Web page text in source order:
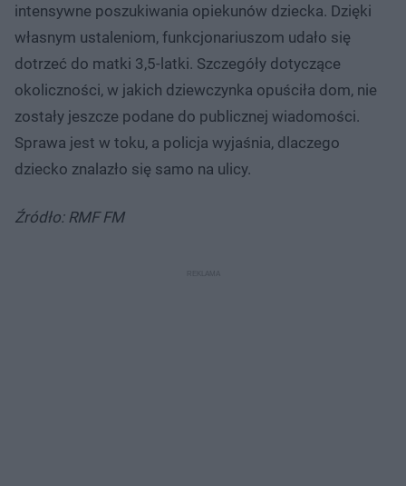
intensywne poszukiwania opiekunów dziecka. Dzięki
własnym ustaleniom, funkcjonariuszom udało się
dotrzeć do matki 3,5-latki. Szczegóły dotyczące
okoliczności, w jakich dziewczynka opuściła dom, nie
zostały jeszcze podane do publicznej wiadomości.
Sprawa jest w toku, a policja wyjaśnia, dlaczego
dziecko znalazło się samo na ulicy.
Źródło: RMF FM